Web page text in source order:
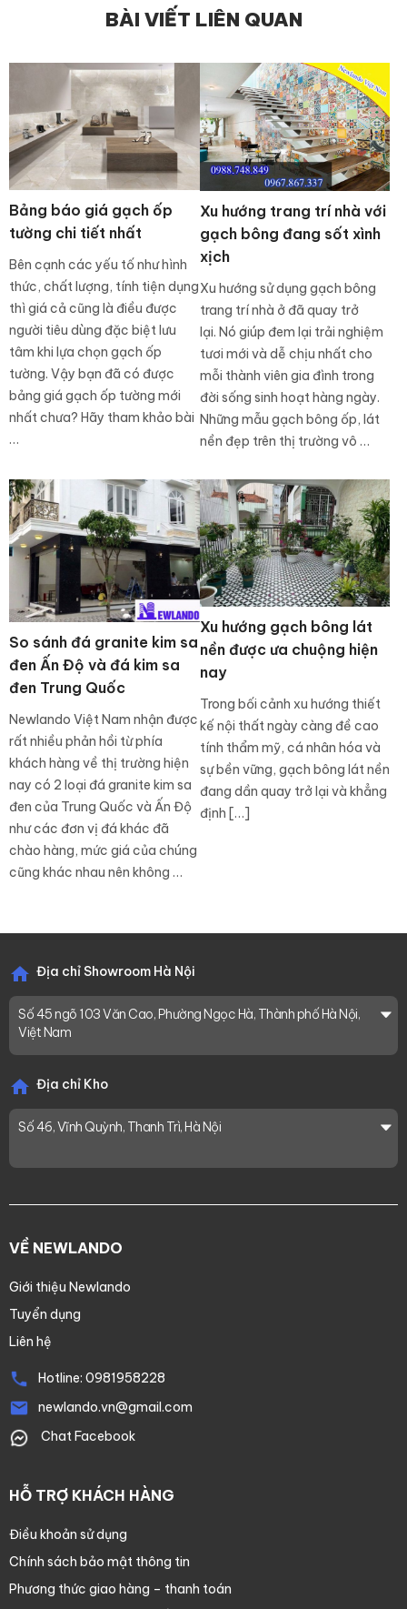
BÀI VIẾT LIÊN QUAN
Bảng báo giá gạch ốp
tường chi tiết nhất
Bên cạnh các yếu tố như hình
thức, chất lượng, tính tiện dụng
thì giá cả cũng là điều được
người tiêu dùng đặc biệt lưu
tâm khi lựa chọn gạch ốp
tường. Vậy bạn đã có được
bảng giá gạch ốp tường mới
nhất chưa? Hãy tham khảo bài
…
Xu hướng trang trí nhà với
gạch bông đang sốt xình
xịch
Xu hướng sử dụng gạch bông
trang trí nhà ở đã quay trở
lại. Nó giúp đem lại trải nghiệm
tươi mới và dễ chịu nhất cho
mỗi thành viên gia đình trong
đời sống sinh hoạt hàng ngày.
Những mẫu gạch bông ốp, lát
nền đẹp trên thị trường vô …
So sánh đá granite kim sa
đen Ấn Độ và đá kim sa
đen Trung Quốc
Newlando Việt Nam nhận được
rất nhiều phản hồi từ phía
khách hàng về thị trường hiện
nay có 2 loại đá granite kim sa
đen của Trung Quốc và Ấn Độ
như các đơn vị đá khác đã
chào hàng, mức giá của chúng
cũng khác nhau nên không …
Xu hướng gạch bông lát
nền được ưa chuộng hiện
nay
Trong bối cảnh xu hướng thiết
kế nội thất ngày càng đề cao
tính thẩm mỹ, cá nhân hóa và
sự bền vững, gạch bông lát nền
đang dần quay trở lại và khẳng
định […]
Địa chỉ Showroom Hà Nội
Số 45 ngõ 103 Văn Cao, Phường Ngọc Hà, Thành phố Hà Nội,
Việt Nam
Địa chỉ Kho
Số 46, Vĩnh Quỳnh, Thanh Trì, Hà Nội
VỀ NEWLANDO
Giới thiệu Newlando
Tuyển dụng
Liên hệ
Hotline: 0981958228
newlando.vn@gmail.com
Chat Facebook
HỖ TRỢ KHÁCH HÀNG
Điều khoản sử dụng
Chính sách bảo mật thông tin
Phương thức giao hàng – thanh toán